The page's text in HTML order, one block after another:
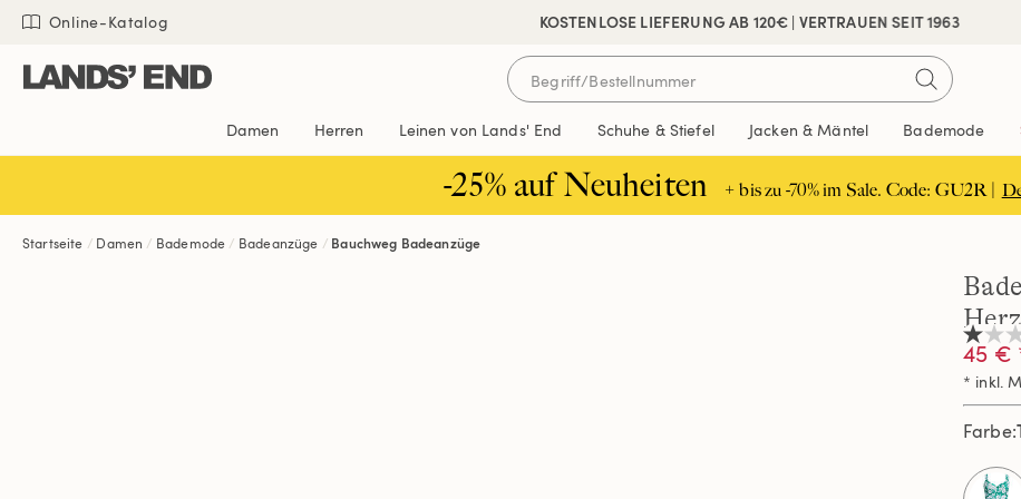
Direkt
Inhalt
Direkt
Navigation
Direkt
Suche
KOSTENLOSE LIEFERUNG AB 120€ | VERTRAUEN SEIT 1963
🔒 SICHER BEZAHLEN
Online-Katalog
Damen Herren Leinen von Lands' End Schuhe & Stiefel Jacken & Mäntel Bademode
-25% auf Neuheiten + bis zu -70% im Sale. Code: GU2R |
Startseite Damen Bademode Badeanzüge Bauchweg Badeanzüge
1.0
von
5
der
Read
a
45 €
* inkl.
Farbe